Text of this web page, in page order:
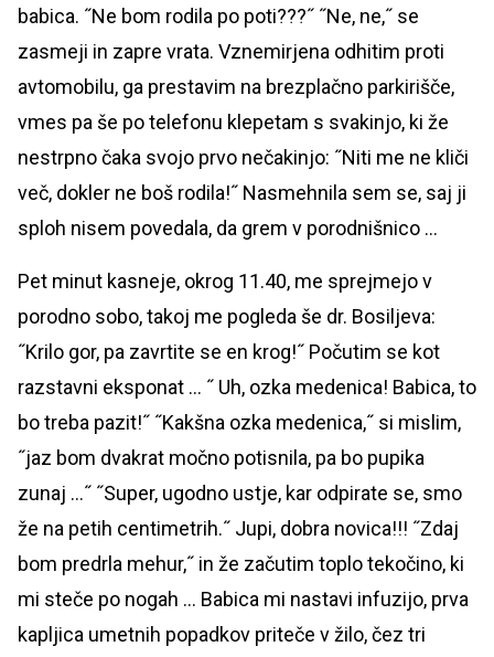
babica. ˝Ne bom rodila po poti???˝ ˝Ne, ne,˝ se
zasmeji in zapre vrata. Vznemirjena odhitim proti
avtomobilu, ga prestavim na brezplačno parkirišče,
vmes pa še po telefonu klepetam s svakinjo, ki že
nestrpno čaka svojo prvo nečakinjo: ˝Niti me ne kliči
več, dokler ne boš rodila!˝ Nasmehnila sem se, saj ji
sploh nisem povedala, da grem v porodnišnico …
Pet minut kasneje, okrog 11.40, me sprejmejo v
porodno sobo, takoj me pogleda še dr. Bosiljeva:
˝Krilo gor, pa zavrtite se en krog!˝ Počutim se kot
razstavni eksponat … ˝ Uh, ozka medenica! Babica, to
bo treba pazit!˝ ˝Kakšna ozka medenica,˝ si mislim,
˝jaz bom dvakrat močno potisnila, pa bo pupika
zunaj …˝ ˝Super, ugodno ustje, kar odpirate se, smo
že na petih centimetrih.˝ Jupi, dobra novica!!! ˝Zdaj
bom predrla mehur,˝ in že začutim toplo tekočino, ki
mi steče po nogah … Babica mi nastavi infuzijo, prva
kapljica umetnih popadkov priteče v žilo, čez tri